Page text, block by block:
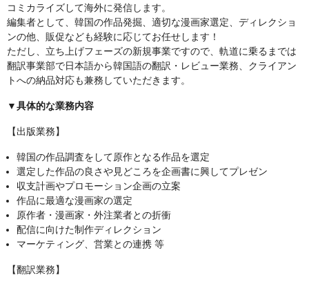
コミカライズして海外に発信します。
編集者として、韓国の作品発掘、適切な漫画家選定、ディレクショ
ンの他、販促なども経験に応じてお任せします！
ただし、立ち上げフェーズの新規事業ですので、軌道に乗るまでは
翻訳事業部で日本語から韓国語の翻訳・レビュー業務、クライアン
トへの納品対応も兼務していただきます。
▼具体的な業務内容
【出版業務】
韓国の作品調査をして原作となる作品を選定
選定した作品の良さや見どころを企画書に興してプレゼン
収支計画やプロモーション企画の立案
作品に最適な漫画家の選定
原作者・漫画家・外注業者との折衝
配信に向けた制作ディレクション
マーケティング、営業との連携 等
【翻訳業務】